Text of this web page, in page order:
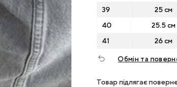
39
25 см
40
25.5 см
41
26 см
Обмін та
Товар підлягає